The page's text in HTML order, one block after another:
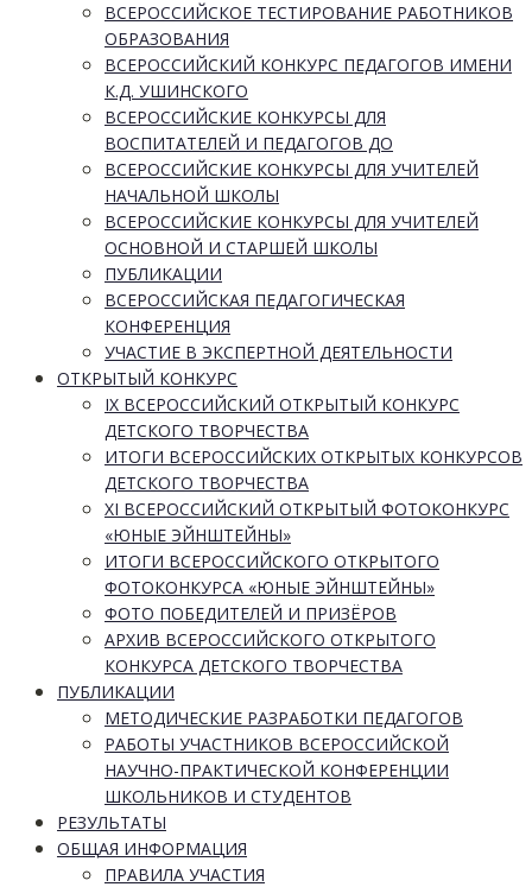
ВСЕРОССИЙСКОЕ ТЕСТИРОВАНИЕ РАБОТНИКОВ
ОБРАЗОВАНИЯ
ВСЕРОССИЙСКИЙ КОНКУРС ПЕДАГОГОВ ИМЕНИ
К.Д. УШИНСКОГО
ВСЕРОССИЙСКИЕ КОНКУРСЫ ДЛЯ
ВОСПИТАТЕЛЕЙ И ПЕДАГОГОВ ДО
ВСЕРОССИЙСКИЕ КОНКУРСЫ ДЛЯ УЧИТЕЛЕЙ
НАЧАЛЬНОЙ ШКОЛЫ
ВСЕРОССИЙСКИЕ КОНКУРСЫ ДЛЯ УЧИТЕЛЕЙ
ОСНОВНОЙ И СТАРШЕЙ ШКОЛЫ
ПУБЛИКАЦИИ
ВСЕРОССИЙСКАЯ ПЕДАГОГИЧЕСКАЯ
КОНФЕРЕНЦИЯ
УЧАСТИЕ В ЭКСПЕРТНОЙ ДЕЯТЕЛЬНОСТИ
ОТКРЫТЫЙ КОНКУРС
IX ВСЕРОССИЙСКИЙ ОТКРЫТЫЙ КОНКУРС
ДЕТСКОГО ТВОРЧЕСТВА
ИТОГИ ВСЕРОССИЙСКИХ ОТКРЫТЫХ КОНКУРСОВ
ДЕТСКОГО ТВОРЧЕСТВА
XI ВСЕРОССИЙСКИЙ ОТКРЫТЫЙ ФОТОКОНКУРС
«ЮНЫЕ ЭЙНШТЕЙНЫ»
ИТОГИ ВСЕРОССИЙСКОГО ОТКРЫТОГО
ФОТОКОНКУРСА «ЮНЫЕ ЭЙНШТЕЙНЫ»
ФОТО ПОБЕДИТЕЛЕЙ И ПРИЗЁРОВ
АРХИВ ВСЕРОССИЙСКОГО ОТКРЫТОГО
КОНКУРСА ДЕТСКОГО ТВОРЧЕСТВА
ПУБЛИКАЦИИ
МЕТОДИЧЕСКИЕ РАЗРАБОТКИ ПЕДАГОГОВ
РАБОТЫ УЧАСТНИКОВ ВСЕРОССИЙСКОЙ
НАУЧНО-ПРАКТИЧЕСКОЙ КОНФЕРЕНЦИИ
ШКОЛЬНИКОВ И СТУДЕНТОВ
РЕЗУЛЬТАТЫ
ОБЩАЯ ИНФОРМАЦИЯ
ПРАВИЛА УЧАСТИЯ